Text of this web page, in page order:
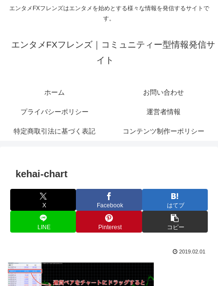
エンタメFXフレンズはエンタメを始めとする様々な情報を発信するサイトで
す。
エンタメFXフレンズ｜コミュニティー型情報発信サ
イト
ホーム お問い合わせ
プライバシーポリシー 運営者情報
特定商取引法に基づく表記 コンテンツ制作ーポリシー
kehai-chart
X Facebook はてブ
LINE Pinterest コピー
2019.02.01